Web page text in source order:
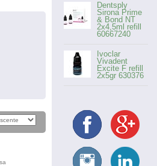
Dentsply
Sirona Prime
& Bond NT
2x4,5ml refill
60667240
Ivoclar
Vivadent
Excite F refill
2x5gr 630376